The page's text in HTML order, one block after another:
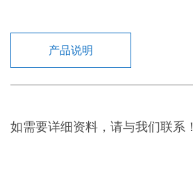
产品说明
如需要详细资料，请与我们联系！